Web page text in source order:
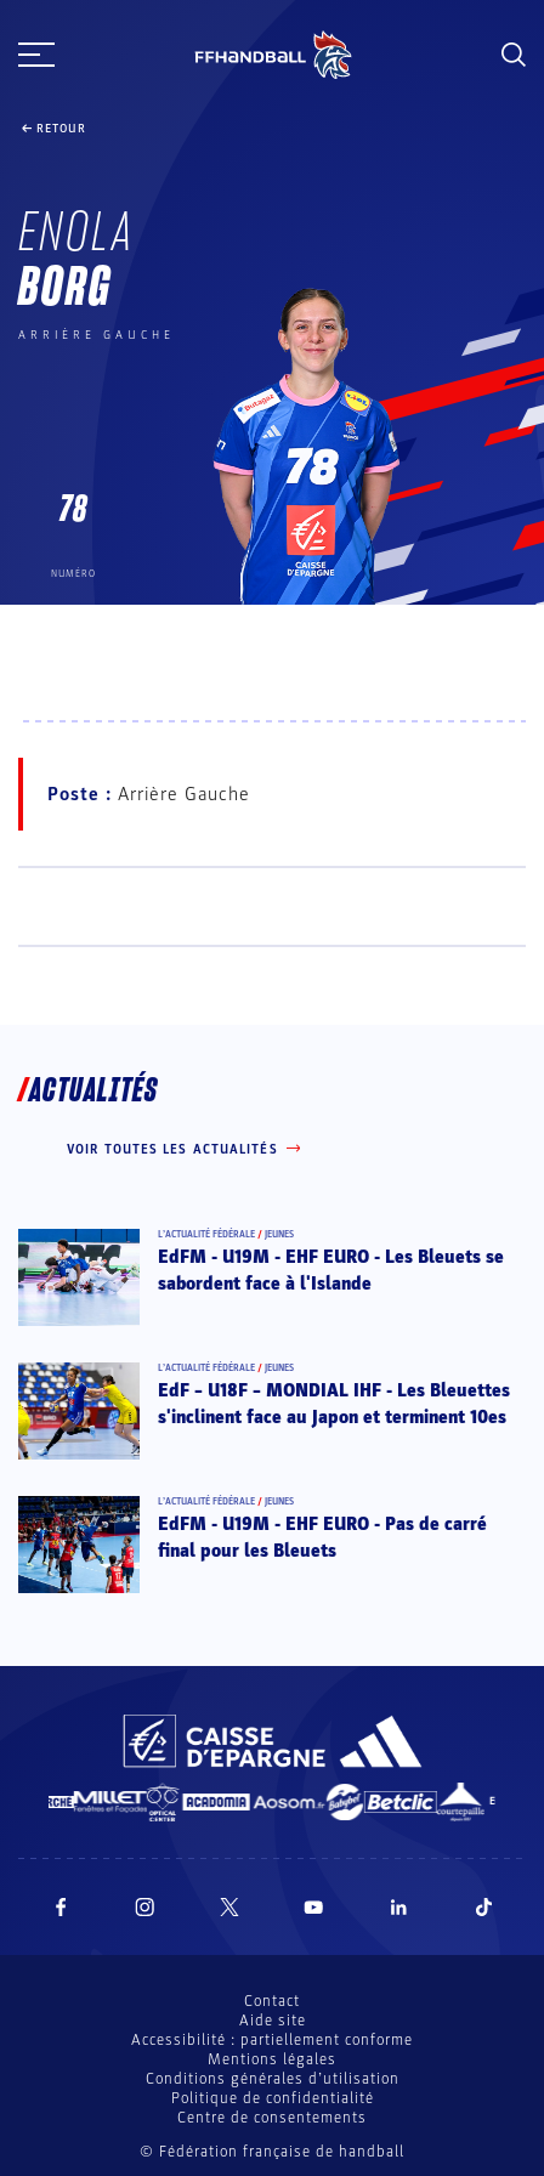
au
RETOUR
ENOLA
BORG
ARRIÈRE GAUCHE
78
NUMÉRO
Poste : Arrière Gauche
ACTUALITÉS
VOIR TOUTES LES ACTUALITÉS
L’ACTUALITÉ FÉDÉRALE / JEUNES
EdFM - U19M - EHF EURO - Les Bleuets se
sabordent face à l'Islande
L’ACTUALITÉ FÉDÉRALE / JEUNES
EdF – U18F – MONDIAL IHF - Les Bleuettes
s'inclinent face au Japon et terminent 10es
L’ACTUALITÉ FÉDÉRALE / JEUNES
EdFM - U19M - EHF EURO - Pas de carré
final pour les Bleuets
© Fédération française de handball
Contact
Aide site
Accessibilité : partiellement conforme
Mentions légales
Conditions générales d’utilisation
Politique de confidentialité
Centre de consentements